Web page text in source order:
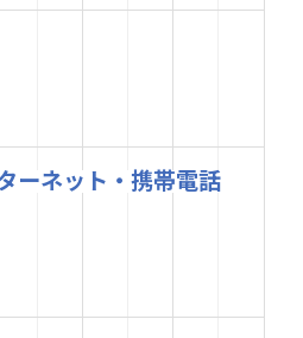
ーネット・携帯電話